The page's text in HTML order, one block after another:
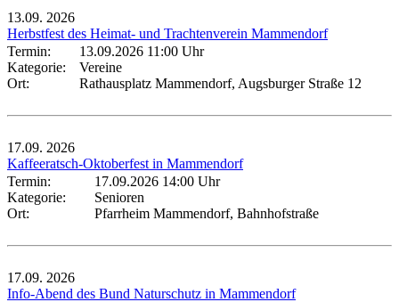
13.09. 2026
Herbstfest des Heimat- und Trachtenverein Mammendorf
Termin:
13.09.2026 11:00 Uhr
Kategorie:
Vereine
Ort:
Rathausplatz Mammendorf, Augsburger Straße 12
17.09. 2026
Kaffeeratsch-Oktoberfest in Mammendorf
Termin:
17.09.2026 14:00 Uhr
Kategorie:
Senioren
Ort:
Pfarrheim Mammendorf, Bahnhofstraße
17.09. 2026
Info-Abend des Bund Naturschutz in Mammendorf